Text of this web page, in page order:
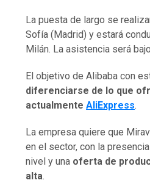
La puesta de largo se
Sofía (Madrid) y estará
Milán. La asistencia será
El objetivo de Alibaba con
diferenciarse de lo que
actualmenteAliExpress.
La empresa quiere que
en el sector, con la
nivel y una oferta de
alta.